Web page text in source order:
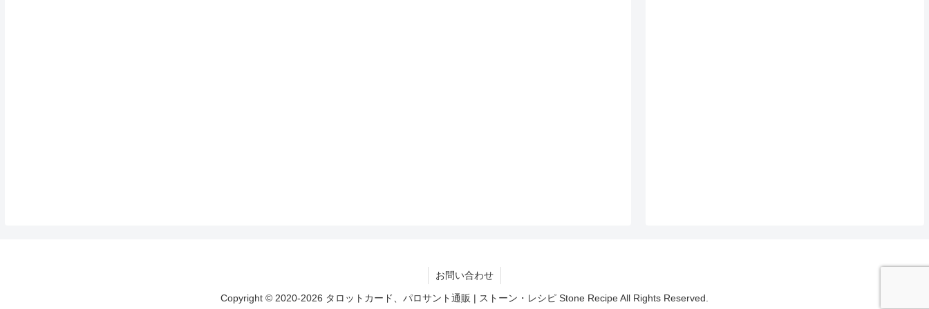
お問い合わせ
Copyright © 2020-2026 タロットカード、パロサント通販 | ストーン・レシピ Stone Recipe All Rights Reserved.